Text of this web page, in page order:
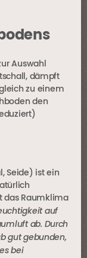
Auswahl
dämpft
zu einem
den
Seide) ist ein
das Raumklima
auf
ab. Durch
gut gebunden,
bei